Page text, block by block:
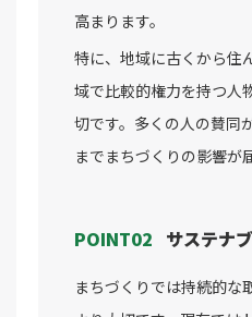
高まります。
特に、地域に古くから住
域で比較的権力を持つ人
切です。多くの人の賛同
までまちづくりの影響が
POINT02 サステナ
まちづくりでは持続的な